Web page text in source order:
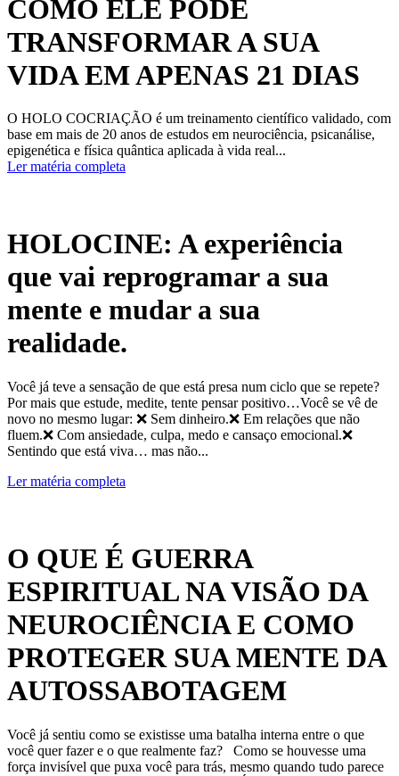
COMO ELE PODE
TRANSFORMAR A SUA
VIDA EM APENAS 21 DIAS
O HOLO COCRIAÇÃO é um treinamento científico validado, com
base em mais de 20 anos de estudos em neurociência, psicanálise,
epigenética e física quântica aplicada à vida real...
Ler matéria completa
HOLOCINE: A experiência
que vai reprogramar a sua
mente e mudar a sua
realidade.
Você já teve a sensação de que está presa num ciclo que se repete?
Por mais que estude, medite, tente pensar positivo…Você se vê de
novo no mesmo lugar: ❌ Sem dinheiro.❌ Em relações que não
fluem.❌ Com ansiedade, culpa, medo e cansaço emocional.❌
Sentindo que está viva… mas não...
Ler matéria completa
O QUE É GUERRA
ESPIRITUAL NA VISÃO DA
NEUROCIÊNCIA E COMO
PROTEGER SUA MENTE DA
AUTOSSABOTAGEM
Você já sentiu como se existisse uma batalha interna entre o que
você quer fazer e o que realmente faz? Como se houvesse uma
força invisível que puxa você para trás, mesmo quando tudo parece